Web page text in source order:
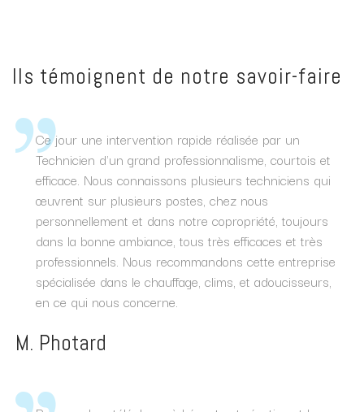
Ils témoignent de notre savoir-faire
Ce jour une intervention rapide réalisée par un
Technicien d'un grand professionnalisme, courtois et
efficace. Nous connaissons plusieurs techniciens qui
œuvrent sur plusieurs postes, chez nous
personnellement et dans notre copropriété, toujours
dans la bonne ambiance, tous très efficaces et très
professionnels. Nous recommandons cette entreprise
spécialisée dans le chauffage, clims, et adoucisseurs,
en ce qui nous concerne.
M. Photard